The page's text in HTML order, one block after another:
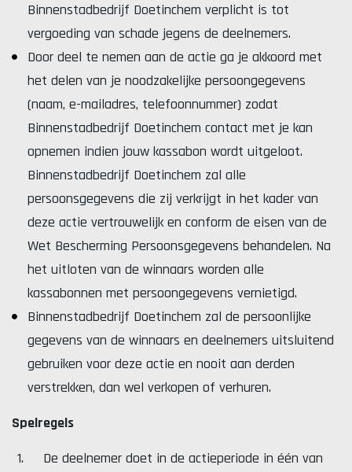
Binnenstadbedrijf Doetinchem verplicht is tot
vergoeding van schade jegens de deelnemers.
Door deel te nemen aan de actie ga je akkoord met
het delen van je noodzakelijke persoongegevens
(naam, e-mailadres, telefoonnummer) zodat
Binnenstadbedrijf Doetinchem contact met je kan
opnemen indien jouw kassabon wordt uitgeloot.
Binnenstadbedrijf Doetinchem zal alle
persoonsgegevens die zij verkrijgt in het kader van
deze actie vertrouwelijk en conform de eisen van de
Wet Bescherming Persoonsgegevens behandelen. Na
het uitloten van de winnaars worden alle
kassabonnen met persoongegevens vernietigd.
Binnenstadbedrijf Doetinchem zal de persoonlijke
gegevens van de winnaars en deelnemers uitsluitend
gebruiken voor deze actie en nooit aan derden
verstrekken, dan wel verkopen of verhuren.
Spelregels
De deelnemer doet in de actieperiode in één van